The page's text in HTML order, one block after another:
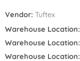
Vendor: Tuftex
Warehouse Location:
Warehouse Location:
Warehouse Location: